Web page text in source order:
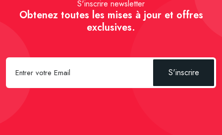
S'inscrire newsletter
Obtenez toutes les mises à jour et offres
exclusives.
S'inscrire